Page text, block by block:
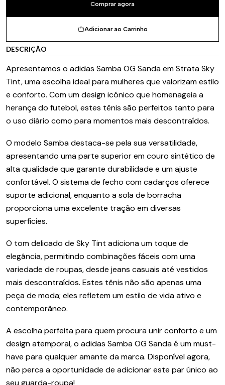
Adicionar ao Carrinho
Comprar agora
DESCRIÇÃO
Apresentamos o adidas Samba OG Sanda em Strata Sky
Tint, uma escolha ideal para mulheres que valorizam estilo
e conforto. Com um design icónico que homenageia a
herança do futebol, estes tênis são perfeitos tanto para
o uso diário como para momentos mais descontraídos.
O modelo Samba destaca-se pela sua versatilidade,
apresentando uma parte superior em couro sintético de
alta qualidade que garante durabilidade e um ajuste
confortável. O sistema de fecho com cadarços oferece
suporte adicional, enquanto a sola de borracha
proporciona uma excelente tração em diversas
superfícies.
O tom delicado de Sky Tint adiciona um toque de
elegância, permitindo combinações fáceis com uma
variedade de roupas, desde jeans casuais até vestidos
mais descontraídos. Estes tênis não são apenas uma
peça de moda; eles refletem um estilo de vida ativo e
contemporâneo.
A escolha perfeita para quem procura unir conforto e um
design atemporal, o adidas Samba OG Sanda é um must-
have para qualquer amante da marca. Disponível agora,
não perca a oportunidade de adicionar este par único ao
seu guarda-roupa!